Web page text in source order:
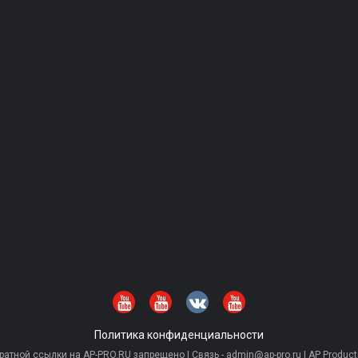
Политика конфиденциальности
ссылки на AP-PRO.RU запрещено | Связь - admin@ap-pro.ru | AP